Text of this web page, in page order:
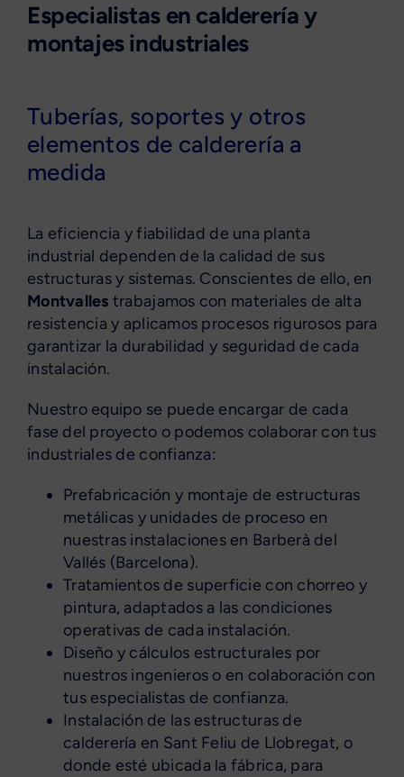
Especialistas en calderería y
montajes industriales
Tuberías, soportes y otros
elementos de calderería a
medida
La eficiencia y fiabilidad de una planta
industrial dependen de la calidad de sus
estructuras y sistemas. Conscientes de ello, en
Montvalles trabajamos con materiales de alta
resistencia y aplicamos procesos rigurosos para
garantizar la durabilidad y seguridad de cada
instalación.
Nuestro equipo se puede encargar de cada
fase del proyecto o podemos colaborar con tus
industriales de confianza:
Prefabricación y montaje de estructuras
metálicas y unidades de proceso en
nuestras instalaciones en Barberà del
Vallés (Barcelona).
Tratamientos de superficie con chorreo y
pintura, adaptados a las condiciones
operativas de cada instalación.
Diseño y cálculos estructurales por
nuestros ingenieros o en colaboración con
tus especialistas de confianza.
Instalación de las estructuras de
calderería en Sant Feliu de Llobregat, o
donde esté ubicada la fábrica, para